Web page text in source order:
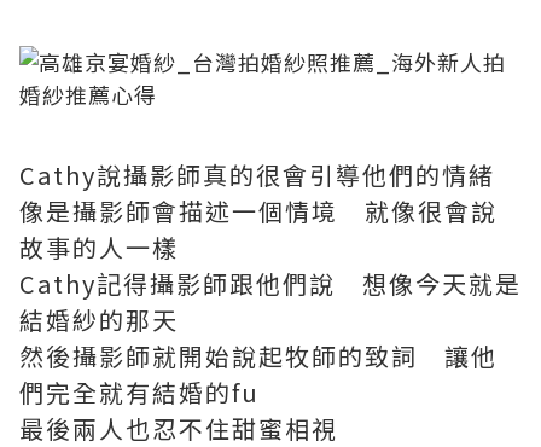
Cathy說攝影師真的很會引導他們的情緒
像是攝影師會描述一個情境 就像很會說
故事的人一樣
Cathy記得攝影師跟他們說 想像今天就是
結婚紗的那天
然後攝影師就開始說起牧師的致詞 讓他
們完全就有結婚的fu
最後兩人也忍不住甜蜜相視